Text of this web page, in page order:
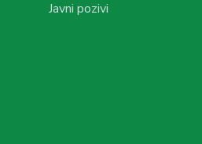
Javni pozivi